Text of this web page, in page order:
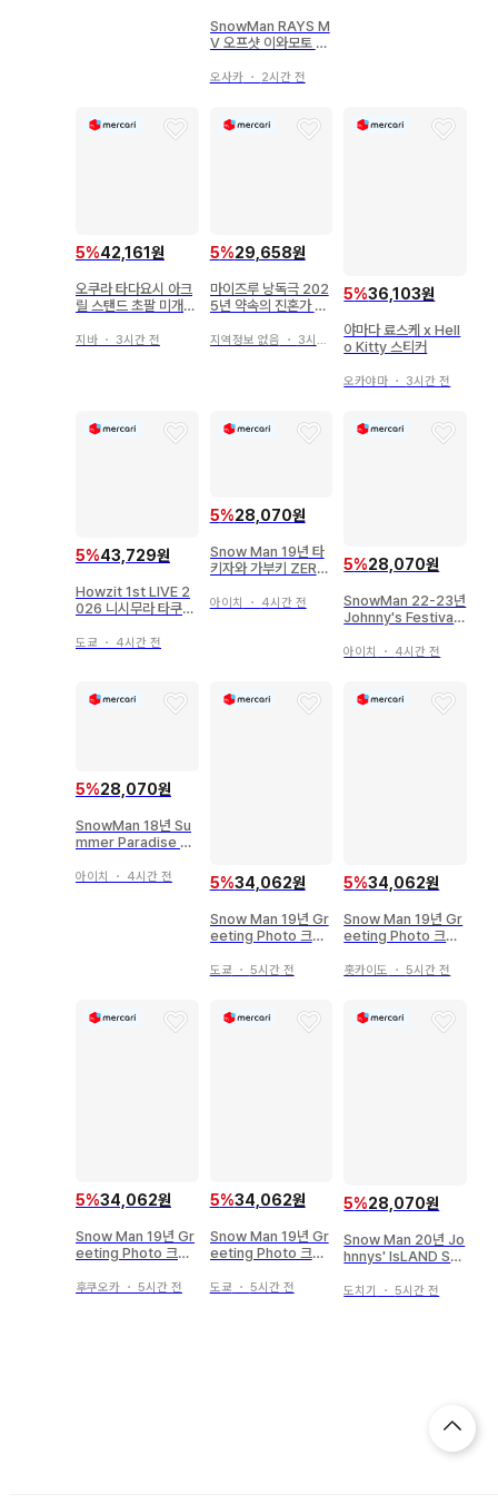
SnowMan RAYS M
V 오프샷 이와모토 테
오사카・ 2시간 전
5%42,161원
오쿠라 타다요시 아크
릴 스탠드 초팔 미개봉
지바 ・ 3시간 전
5%29,658원
마이즈루 낭독극 202
5년 약속의 진혼가 클
지역정보 없음 ・ 3시간 전
5%36,103원
야마다 료스케 x Hell
o Kitty 스티커
오카야마 ・ 3시간 전
5%43,729원
Howzit 1st LIVE 2
026 니시무라 타쿠야
도쿄 ・ 4시간 전
5%28,070원
Snow Man 19년 타
키자와 가부키 ZERO
1장
아이치 ・ 4시간 전
5%28,070원
SnowMan 22-23년
Johnny's Festival
사진*1장
아이치 ・ 4시간 전
5%28,070원
SnowMan 18년 Su
mmer Paradise 집
아이치 ・ 4시간 전 5%34,062원
Snow Man 19년 Gr
eeting Photo 크리
공식 사진 *1장
도쿄 ・ 5시간 전
5%34,062원
Snow Man 19년 Gr
eeting Photo 크리
공식 사진 *1장
홋카이도 ・5시간 전
5%34,062원
Snow Man 19년 Gr
eeting Photo 크리
공식 사진 *1장
후쿠오카 ・ 5시간 전
5%34,062원
Snow Man 19년 Gr
eeting Photo 크리
공식 사진 *1장
도쿄 ・ 5시간 전
5%28,070원
Snow Man 20년 Jo
hnnys' IsLAND ST
오프 샷 메구로 렌 공
도치기 ・5시간 전